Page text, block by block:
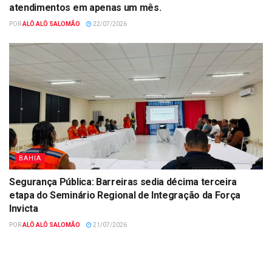
atendimentos em apenas um mês.
PORALÔ ALÔ SALOMÃO 22/07/2026
BAHIA
Segurança Pública: Barreiras sedia décima terceira
etapa do Seminário Regional de Integração da Força
Invicta
PORALÔ ALÔ SALOMÃO 21/07/2026